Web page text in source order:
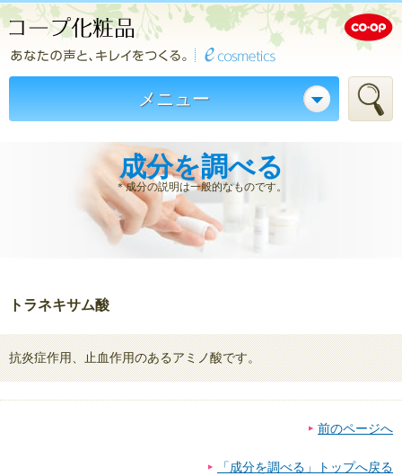
メニュー
成分を調べる
＊成分の説明は一般的なものです。
トラネキサム酸
抗炎症作用、止血作用のあるアミノ酸です。
前のページへ
「成分を調べる」トップへ戻る